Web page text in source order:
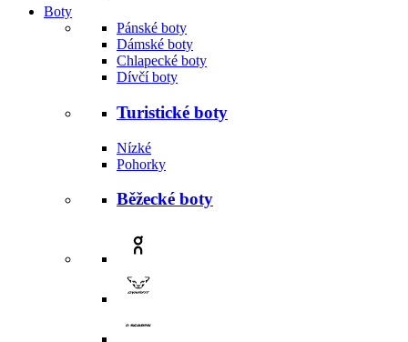
Boty
Pánské boty
Dámské boty
Chlapecké boty
Dívčí boty
Turistické boty
Nízké
Pohorky
Běžecké boty